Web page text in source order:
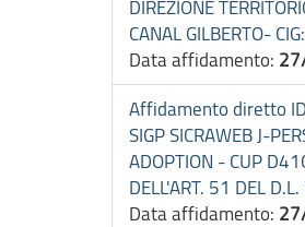
DIREZIONE
CANAL GILBERTO-
Data affidamento:
Affidamento diretto
SIGP SICRAWEB J-
ADOPTION - CUP
DELL'ART. 51 DEL
Data affidamento: